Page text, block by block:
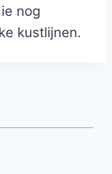
nog
kustlijnen.